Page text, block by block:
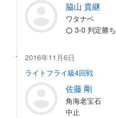
脇山 貴継
ワタナベ
3-0 判定勝ち
2016年11月6日
ライトフライ級4回戦
佐藤 剛
角海老宝石
中止